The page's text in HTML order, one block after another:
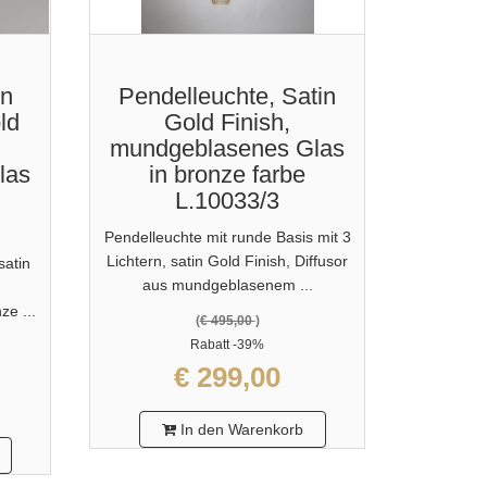
...
Pendelleuchte, Satin
Gold Finish,
mundgeblasenes Glas
in bronze farbe
L.10033/3
Pendelleuchte mit runde Basis mit 3
Lichtern, satin Gold Finish, Diffusor
aus mundgeblasenem ...
(€ 495,00)
Rabatt-39%
€ 299,00
In den Warenkorb